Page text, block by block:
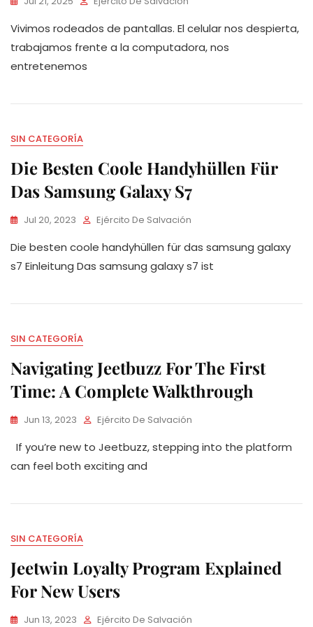
Vivimos rodeados de pantallas. El celular nos despierta,
trabajamos frente a la computadora, nos
entretenemos
SIN CATEGORÍA
Die Besten Coole Handyhüllen Für
Das Samsung Galaxy S7
Jul 20, 2023 Ejército De Salvación
Die besten coole handyhüllen für das samsung galaxy
s7 Einleitung Das samsung galaxy s7 ist
SIN CATEGORÍA
Navigating Jeetbuzz For The First
Time: A Complete Walkthrough
Jun 13, 2023 Ejército De Salvación
If you’re new to Jeetbuzz, stepping into the platform
can feel both exciting and
SIN CATEGORÍA
Jeetwin Loyalty Program Explained
For New Users
Jun 13, 2023 Ejército De Salvación